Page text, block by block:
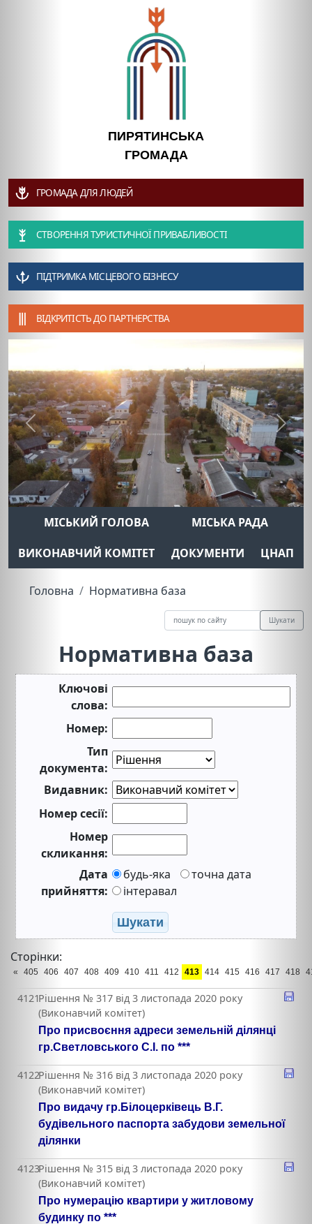
ПИРЯТИНСЬКА
ГРОМАДА
ГРОМАДА ДЛЯ ЛЮДЕЙ
СТВОРЕННЯ ТУРИСТИЧНОЇ ПРИВАБЛИВОСТІ
ПІДТРИМКА МІСЦЕВОГО БІЗНЕСУ
ВІДКРИТІСТЬ ДО ПАРТНЕРСТВА
Previous Next
МІСЬКИЙ ГОЛОВА
МІСЬКА РАДА
ВИКОНАВЧИЙ КОМІТЕТ
ДОКУМЕНТИ ЦНАП
Головна Нормативна база
Шукати
Нормативна база
Ключові
слова:
Номер:
Тип
документа:
Видавник:
Номер сесії:
Номер
скликання:
Дата
прийняття:
будь-яка
точна дата
інтеравал
Шукати
Сторінки:
« 405 406 407 408 409 410 411 412 413 414 415 416 417 418
4121Рішення № 317 від 3 листопада 2020 року
(Виконавчий комітет)
Про присвоєння адреси земельній ділянці
гр.Светловського С.І. по ***
4122Рішення № 316 від 3 листопада 2020 року
(Виконавчий комітет)
Про видачу гр.Білоцерківець В.Г.
будівельного паспорта забудови земельної
ділянки
4123Рішення № 315 від 3 листопада 2020 року
(Виконавчий комітет)
Про нумерацію квартири у житловому
будинку по ***